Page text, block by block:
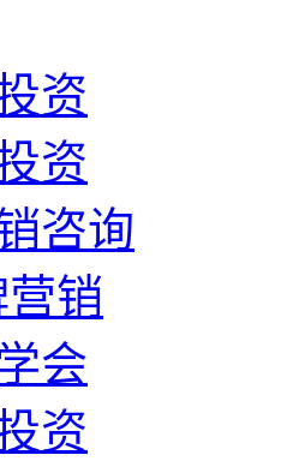
资
资
咨询
销
会
资